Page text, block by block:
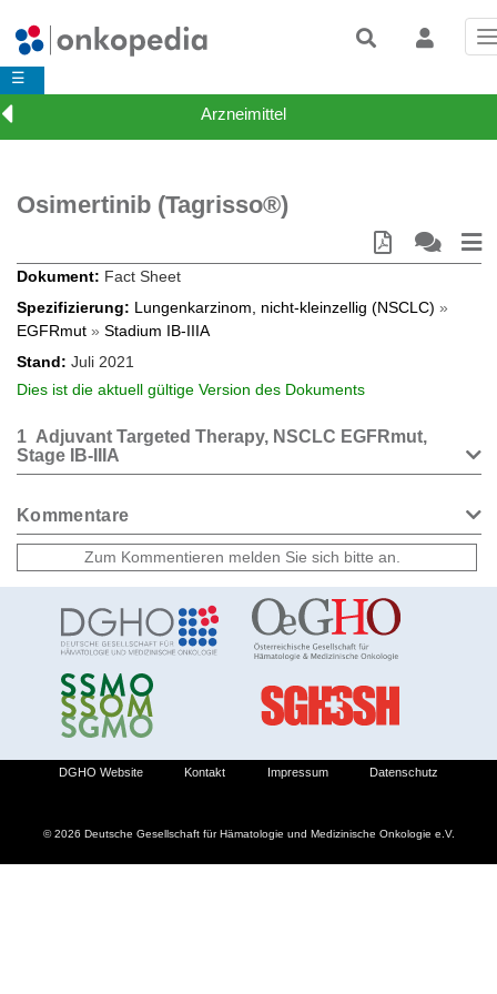
☰
Osimertinib (Tagrisso®)
Dokument
Fact Sheet
Spezifizierung
Lungenkarzinom, nicht-kleinzellig (NSCLC) »
EGFRmut » Stadium IB-IIIA
Stand
Juli 2021
Dies ist die aktuell gültige Version des Dokuments
1 Adjuvant Targeted Therapy, NSCLC EGFRmut,
Stage IB-IIIA
Kommentare
© 2026 Deutsche Gesellschaft für Hämatologie und Medizinische Onkologie e.V.
DGHO Website Kontakt Impressum Datenschutz